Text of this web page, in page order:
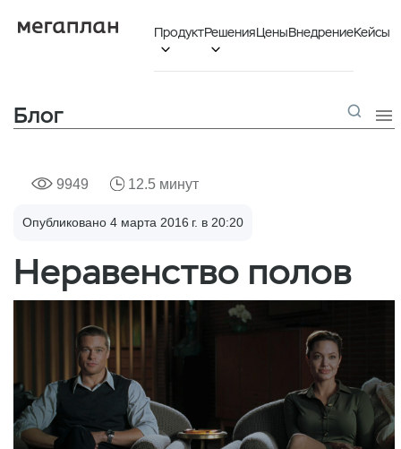
Продукт

Решения

ЦеныВнедрениеКейсы
Блог 
9949 12.5 минут
Опубликовано 4 марта 2016 г. в 20:20
Неравенство полов